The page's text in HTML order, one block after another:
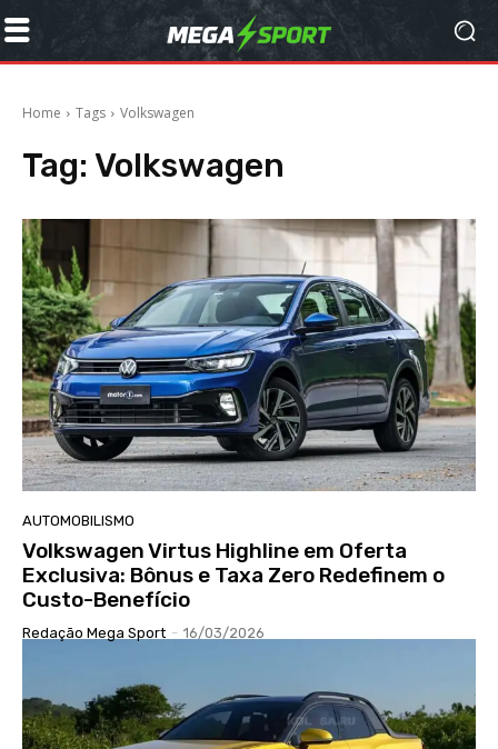
Home Tags Volkswagen
Tag: Volkswagen
AUTOMOBILISMO
Volkswagen Virtus Highline em Oferta
Exclusiva: Bônus e Taxa Zero Redefinem o
Custo-Benefício
Redação Mega Sport - 16/03/2026